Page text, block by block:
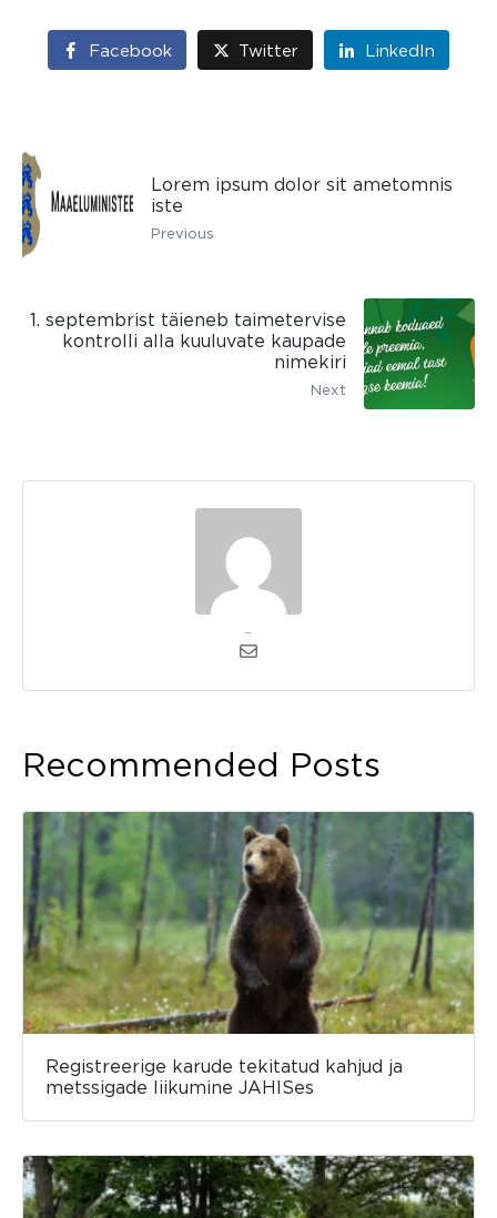
Facebook Twitter LinkedIn
Lorem ipsum dolor sit ametomnis
iste
Previous
1. septembrist täieneb taimetervise
kontrolli alla kuuluvate kaupade
nimekiri
Next
Recommended Posts
Registreerige karude tekitatud kahjud ja
metssigade liikumine JAHISes